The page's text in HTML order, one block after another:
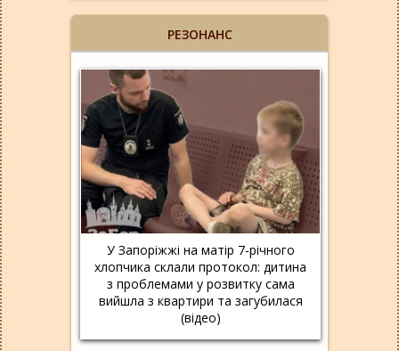
РЕЗОНАНС
У Запоріжжі на матір 7-річного
хлопчика склали протокол: дитина
з проблемами у розвитку сама
вийшла з квартири та загубилася
(відео)